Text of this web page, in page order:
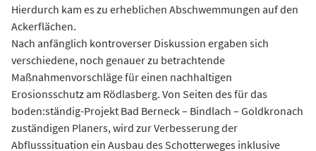
Hierdurch kam es zu erheblichen Abschwemmungen auf den
Ackerflächen.
Nach anfänglich kontroverser Diskussion ergaben sich
verschiedene, noch genauer zu betrachtende
Maßnahmenvorschläge für einen nachhaltigen
Erosionsschutz am Rödlasberg. Von Seiten des für das
boden:ständig-Projekt Bad Berneck – Bindlach – Goldkronach
zuständigen Planers, wird zur Verbesserung der
Abflusssituation ein Ausbau des Schotterweges inklusive